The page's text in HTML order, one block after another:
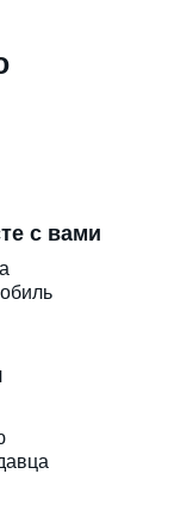
с вами